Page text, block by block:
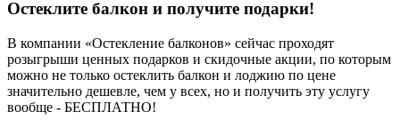
Остеклите балкон и получите подарки!
В компании «Остекление балконов» сейчас проходят
розыгрыши ценных подарков и скидочные акции, по которым
можно не только остеклить балкон и лоджию по цене
значительно дешевле, чем у всех, но и получить эту услугу
вообще - БЕСПЛАТНО!